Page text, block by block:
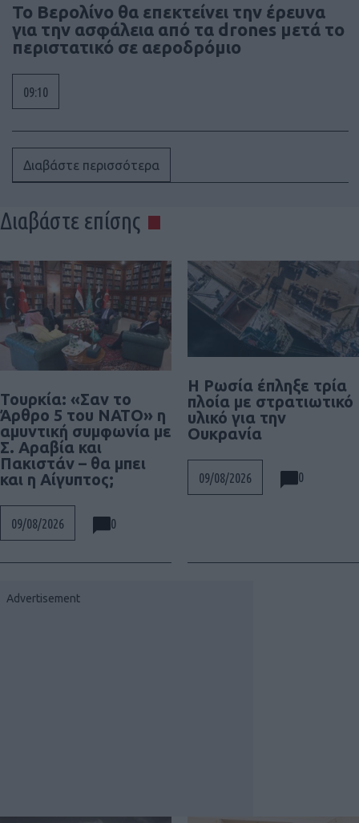
Το Βερολίνο θα επεκτείνει την έρευνα
για την ασφάλεια από τα drones μετά το
περιστατικό σε αεροδρόμιο
09:10
Διαβάστε περισσότερα
Διαβάστε επίσης
Τουρκία: «Σαν το
Άρθρο 5 του ΝΑΤΟ» η
αμυντική συμφωνία με
Σ. Αραβία και
Πακιστάν – θα μπει
και η Αίγυπτος;
09/08/2026 0
Η Ρωσία έπληξε τρία
πλοία με στρατιωτικό
υλικό για την
Ουκρανία
09/08/2026 0